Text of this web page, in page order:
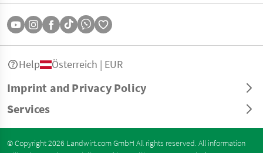
Imprint and Privacy Policy
Services
Help Österreich | EUR
© Copyright 2026 Landwirt.com GmbH All rights reserved. All information